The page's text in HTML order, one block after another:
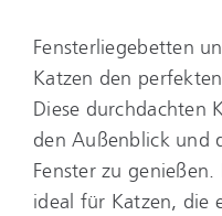
Fensterliegebetten
Katzen den
Diese durchdachten
den Außenblick und
Fenster zu
ideal für Katzen, die